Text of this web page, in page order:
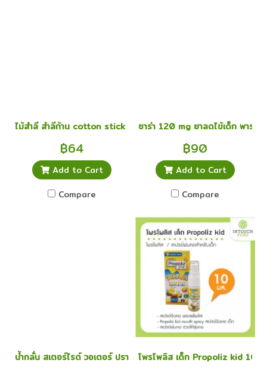
ไม้สำลี สำลีก้าน cotton stick size L
฿64
Add to Cart
Compare
ซาร่า 120 mg ยาลดไข้เด็ก พาราเ
฿90
Add to Cart
Compare
น้ำกลั่น สเตอร์ไรด์ วอเตอร์ ปราศจากเชื้อโพรโพลิส เด็ก Propoliz kid 10